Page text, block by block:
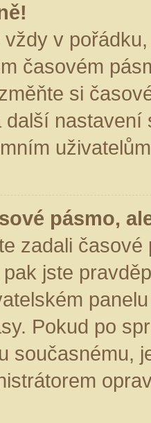
v
časovém
si
pásmo,
zadali
jste
Pokud po
současnému,